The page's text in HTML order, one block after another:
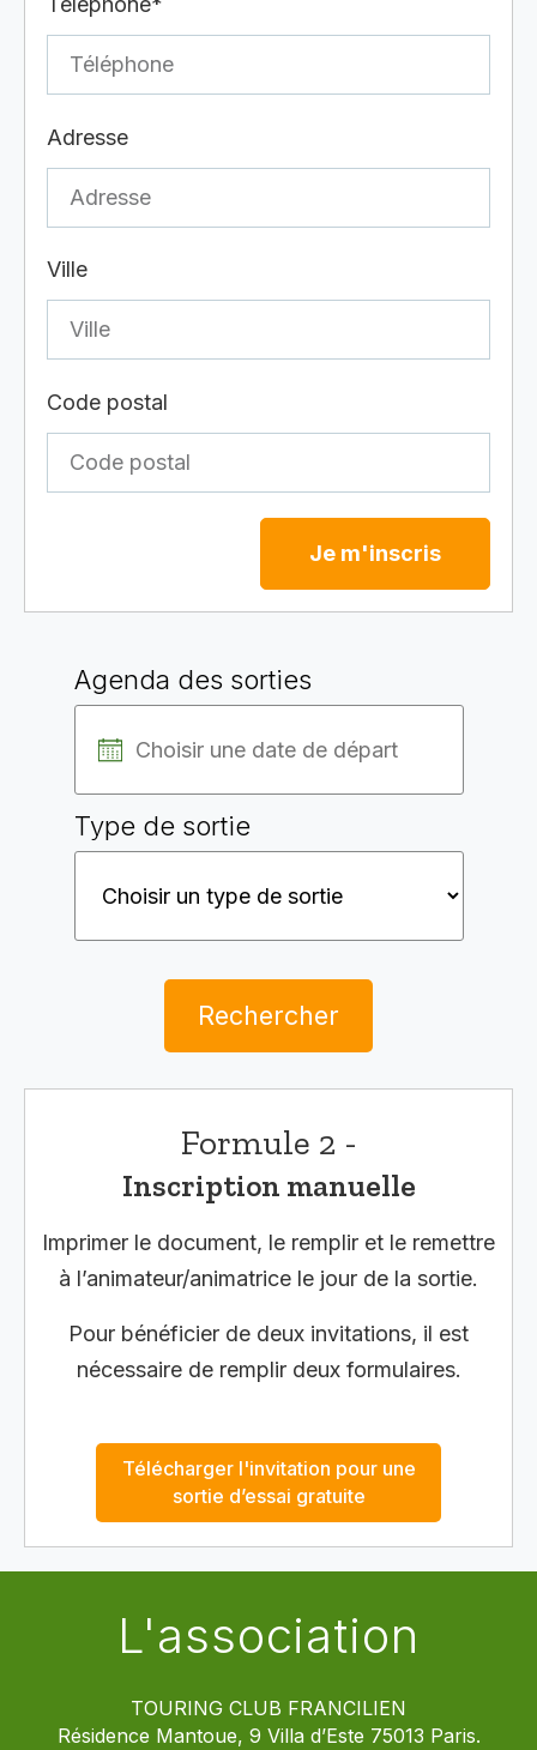
Adresse
Ville
Code postal
Je m'inscris
Agenda des sorties
Type de sortie
Rechercher
Formule 2 -
Inscription manuelle
Imprimer le document, le remplir et le remettre
à l’animateur/animatrice le jour de la sortie.
Pour bénéficier de deux invitations, il est
nécessaire de remplir deux formulaires.
Télécharger l'invitation pour une
sortie d’essai gratuite
L'association
TOURING CLUB FRANCILIEN
Résidence Mantoue, 9 Villa d’Este 75013 Paris.